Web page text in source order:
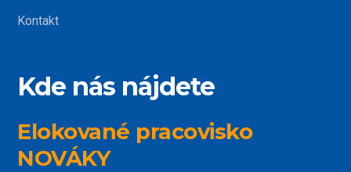
Kontakt
Kde nás nájdete
Elokované pracovisko
NOVÁKY